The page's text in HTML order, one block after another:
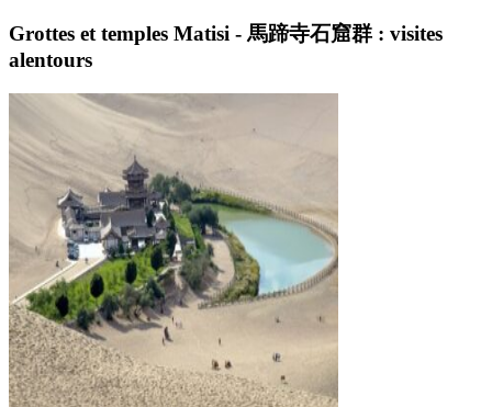
Grottes et temples Matisi - 馬蹄寺石窟群 : visites
alentours